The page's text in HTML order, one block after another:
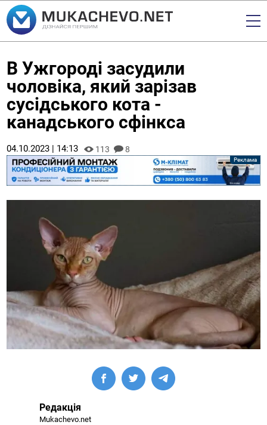
В Ужгороді засудили
чоловіка, який зарізав
сусідського кота -
канадського сфінкса
04.10.2023 | 14:13 113 8
Редакція
Mukachevo.net